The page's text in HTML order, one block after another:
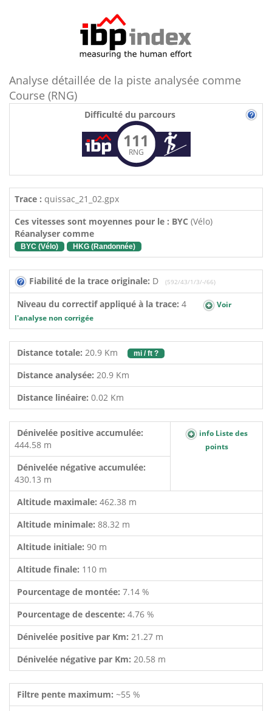
Analyse détaillée de la piste analysée comme
Course (RNG)
Difficulté du parcours
111
RNG
Trace : quissac_21_02.gpx
Ces vitesses sont moyennes pour le : BYC (Vélo)
Réanalyser comme
BYC (Vélo) HKG (Randonnée)
Fiabilité de la trace originale: D (592/43/1/3/-/66)
Niveau du correctif appliqué à la trace: 4
Voir
l'analyse non corrigée
Distance totale: 20.9 Km mi / ft ?
Distance analysée: 20.9 Km
Distance linéaire: 0.02 Km
Dénivelée positive accumulée:
444.58 m
info Liste des
points
Dénivelée négative accumulée:
430.13 m
Altitude maximale: 462.38 m
Altitude minimale: 88.32 m
Altitude initiale: 90 m
Altitude finale: 110 m
Pourcentage de montée: 7.14 %
Pourcentage de descente: 4.76 %
Dénivelée positive par Km: 21.27 m
Dénivelée négative par Km: 20.58 m
Filtre pente maximum: ~55 %